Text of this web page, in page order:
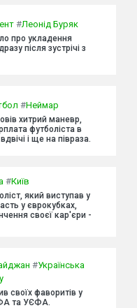
#Леонід Буряк
про укладення
після зустрічі з
#Неймар
хитрий маневр,
футболіста в
і ще на півраза.
#Київ
який виступав у
у єврокубках,
своєї кар'єри -
#Українська
своїх фаворитів у
та УЄФА.